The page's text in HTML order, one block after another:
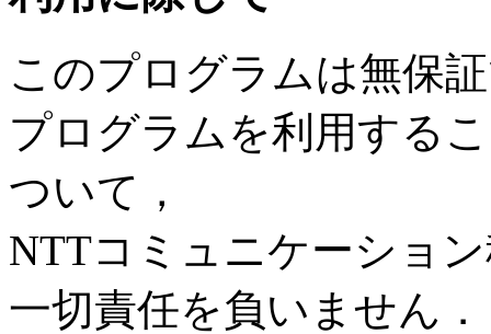
このプログラムは無保
プログラムを利用する
ついて，
NTTコミュニケーショ
一切責任を負いません．